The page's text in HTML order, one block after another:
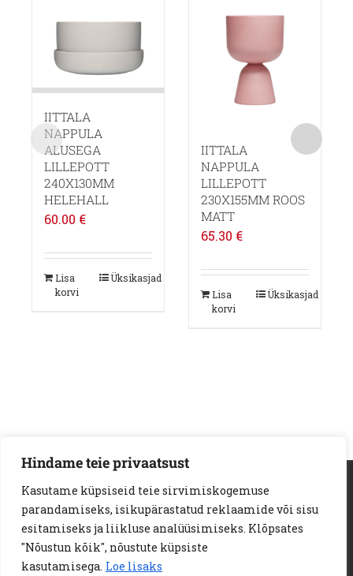
Hindame teie privaatsust
Kasutame küpsiseid teie sirvimiskogemuse
parandamiseks, isikupärastatud reklaamide või sisu
esitamiseks ja liikluse analüüsimiseks. Klõpsates
"Nõustun kõik", nõustute küpsiste
kasutamisega. Loe lisaks
IITTALA
NAPPULA
ALUSEGA
LILLEPOTT
240X130MM
HELEHALL
60.00 €
Lisa
korvi
Üksikasjad
IITTALA
NAPPULA
LILLEPOTT
230X155MM ROOS
MATT
65.30 €
Lisa
korvi
Üksikasjad
AS Loodus Invest | Viljandi mnt. 18a | 11216 Tallinn
+372 6722 123
info@loodusinvest.ee
© Copyright 2023 | Loodus Invest AS | All Rights Reserved |
E-POE MÜÜGITINGIMUSED
PRIVAATSUSPOLIITIKA
KÜPSISED